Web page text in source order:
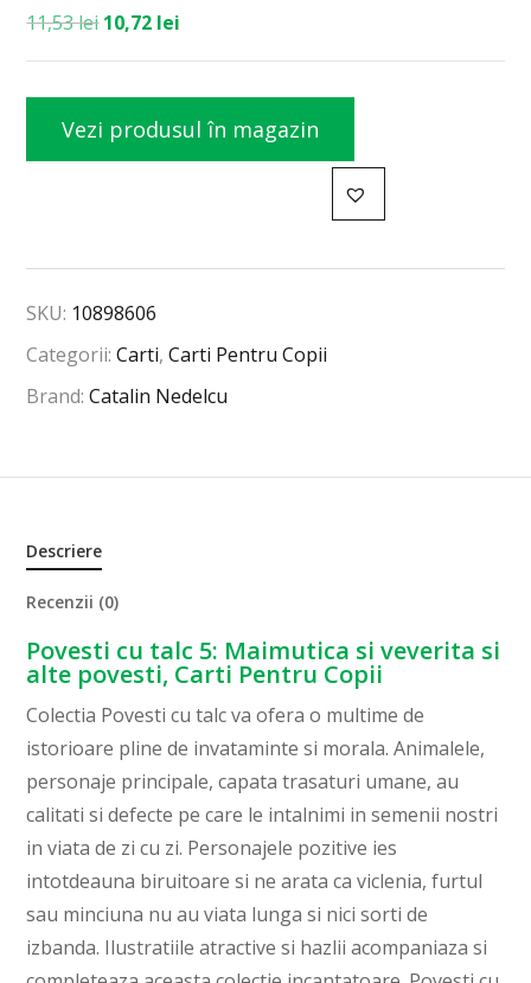
11,53lei 10,72 lei
Vezi produsul în magazin
SKU: 10898606
Categorii:Carti,Carti Pentru Copii
Brand:Catalin Nedelcu
Descriere
Recenzii (0)
Povesti cu talc 5: Maimutica si veverita si
alte povesti, Carti Pentru Copii
Colectia Povesti cu talc va ofera o multime de
istorioare pline de invataminte si morala. Animalele,
personaje principale, capata trasaturi umane, au
calitati si defecte pe care le intalnimi in semenii nostri
in viata de zi cu zi. Personajele pozitive ies
intotdeauna biruitoare si ne arata ca viclenia, furtul
sau minciuna nu au viata lunga si nici sorti de
izbanda. Ilustratiile atractive si hazlii acompaniaza si